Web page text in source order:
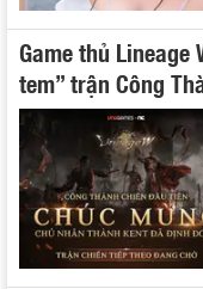
Game thủ
tem” trận Công